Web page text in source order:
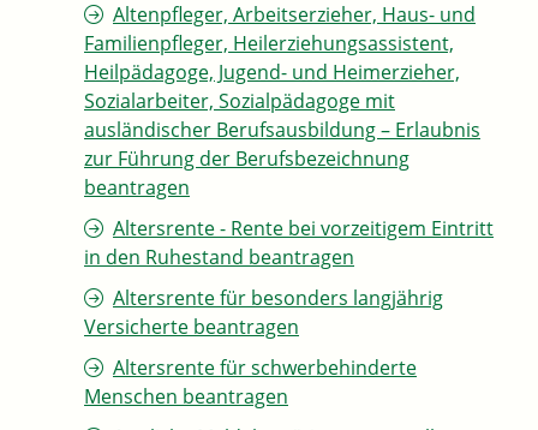
Altenpfleger, Arbeitserzieher, Haus- und
Familienpfleger, Heilerziehungsassistent,
Heilpädagoge, Jugend- und Heimerzieher,
Sozialarbeiter, Sozialpädagoge mit
ausländischer Berufsausbildung – Erlaubnis
zur Führung der Berufsbezeichnung
beantragen
Altersrente - Rente bei vorzeitigem Eintritt
in den Ruhestand beantragen
Altersrente für besonders langjährig
Versicherte beantragen
Altersrente für schwerbehinderte
Menschen beantragen